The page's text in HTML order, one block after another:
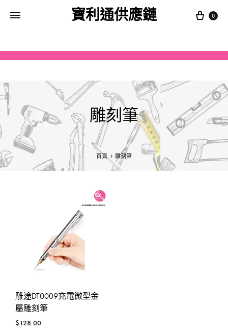
寶利通供應鏈 0
雕刻筆
首頁 雕刻筆
雕途DT0009充電微型金
屬雕刻筆
$128.00